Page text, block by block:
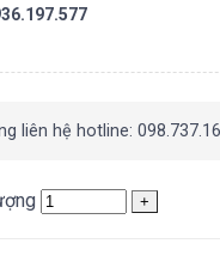
liên hệ hotline: